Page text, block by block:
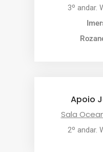
3º andar.
Apoio
Sala
2º andar.